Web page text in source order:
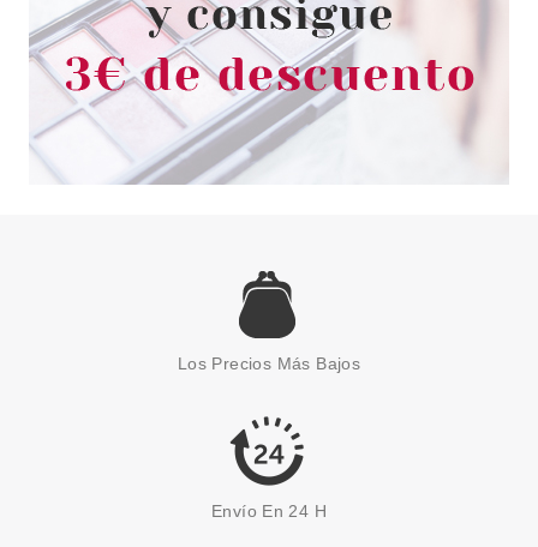
THIERRY MUGLER
MUGLER ANGEL ELIXIR EDP 50
ML RECARGABLE
71.95€
Los Precios Más Bajos
Envío En 24 H